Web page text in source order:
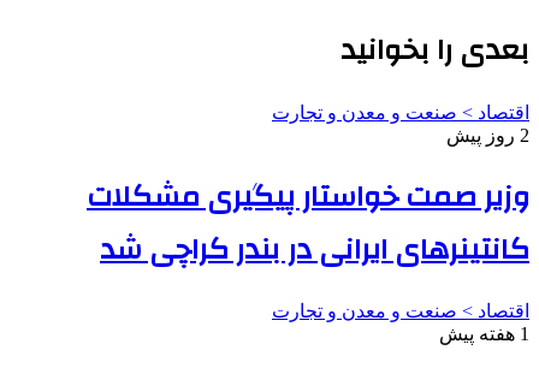
بعدی را بخوانید
اقتصاد > صنعت و معدن و تجارت
2 روز پیش
وزیر صمت خواستار پیگیری مشکلات
کانتینرهای ایرانی در بندر کراچی شد
اقتصاد > صنعت و معدن و تجارت
1 هفته پیش